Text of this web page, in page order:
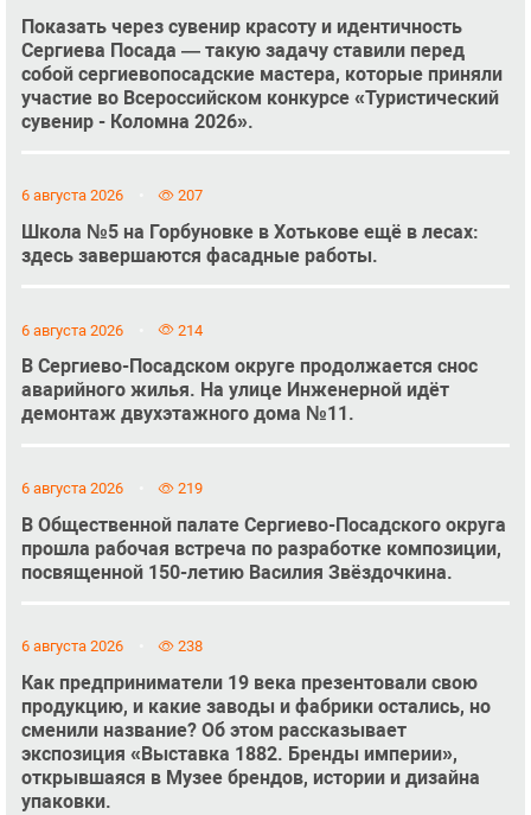
Показать через сувенир красоту и идентичность
Сергиева Посада — такую задачу ставили перед
собой сергиевопосадские мастера, которые приняли
участие во Всероссийском конкурсе «Туристический
сувенир - Коломна 2026».
6 августа 2026 207
Школа №5 на Горбуновке в Хотькове ещё в лесах:
здесь завершаются фасадные работы.
6 августа 2026 214
В Сергиево-Посадском округе продолжается снос
аварийного жилья. На улице Инженерной идёт
демонтаж двухэтажного дома №11.
6 августа 2026 219
В Общественной палате Сергиево-Посадского округа
прошла рабочая встреча по разработке композиции,
посвященной 150-летию Василия Звёздочкина.
6 августа 2026 238
Как предприниматели 19 века презентовали свою
продукцию, и какие заводы и фабрики остались, но
сменили название? Об этом рассказывает
экспозиция «Выставка 1882. Бренды империи»,
открывшаяся в Музее брендов, истории и дизайна
упаковки.